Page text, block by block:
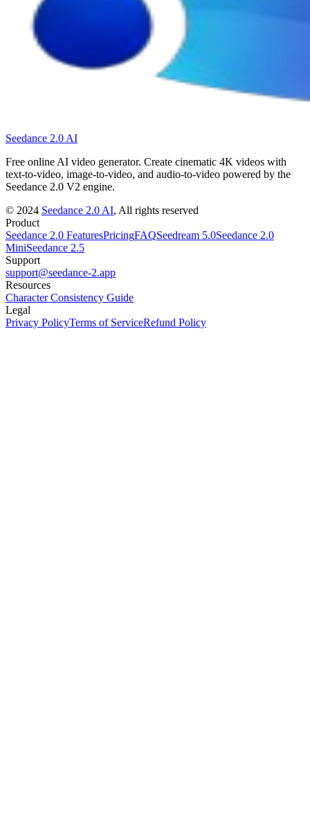
Seedance 2.0 AI
Free online AI video generator. Create cinematic 4K videos with
text-to-video, image-to-video, and audio-to-video powered by the
Seedance 2.0 V2 engine.
© 2024 Seedance 2.0 AI, All rights reserved
Product
Seedance 2.0 FeaturesPricingFAQSeedream 5.0Seedance 2.0
MiniSeedance 2.5
Support
support@seedance-2.app
Resources
Character Consistency Guide
Legal
Privacy PolicyTerms of ServiceRefund Policy